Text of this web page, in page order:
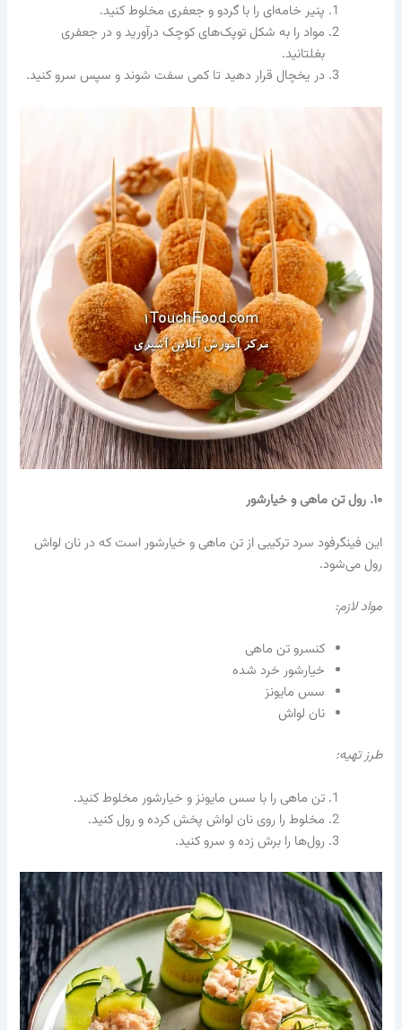
پنیر خامه‌ای را با گردو و جعفری مخلوط کنید.
مواد را به شکل توپک‌های کوچک درآورید و در جعفری
بغلتانید.
در یخچال قرار دهید تا کمی سفت شوند و سپس سرو کنید.
۱۰. رول تن ماهی و خیارشور
این فینگرفود سرد ترکیبی از تن ماهی و خیارشور است که در نان لواش
رول می‌شود.
مواد لازم:
کنسرو تن ماهی
خیارشور خرد شده
سس مایونز
نان لواش
طرز تهیه:
تن ماهی را با سس مایونز و خیارشور مخلوط کنید.
مخلوط را روی نان لواش پخش کرده و رول کنید.
رول‌ها را برش زده و سرو کنید.